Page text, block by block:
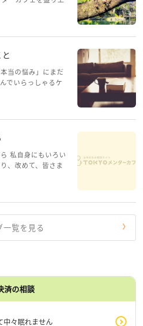
にしてみます。先輩が同じ
傍にいる、とか。
返事を下さったメンターさ
てください。
いました。
初めてブログを投
ことを書いてみま
当の悩み」にまだ
でいらっしゃるケ
の深いところ（深
う角度から解決の
私自身にもいろい
、改めて、皆さま
がいてる。わたし
れるような日々で
一覧を見る
済の相談
中々眠れません